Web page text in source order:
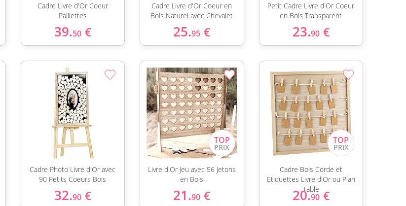
Cadre Livre d'Or Coeur
Paillettes
39.50 €
Cadre Livre d'Or Coeur en
Bois Naturel avec Chevalet
25.95 €
Petit Cadre Livre d'Or Coeur
en Bois Transparent
23.90 €
Cadre Photo Livre d'Or avec
90 Petits Coeurs Bois
32.90 €
Livre d'Or Jeu avec 56 Jetons
en Bois
21.90 €
Cadre Bois Corde et
Etiquettes Livre d'Or ou Plan
Table
20.90 €